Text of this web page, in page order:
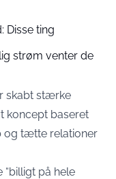
Disse ting
strøm venter de
skabt stærke
koncept baseret
og tætte relationer
på hele